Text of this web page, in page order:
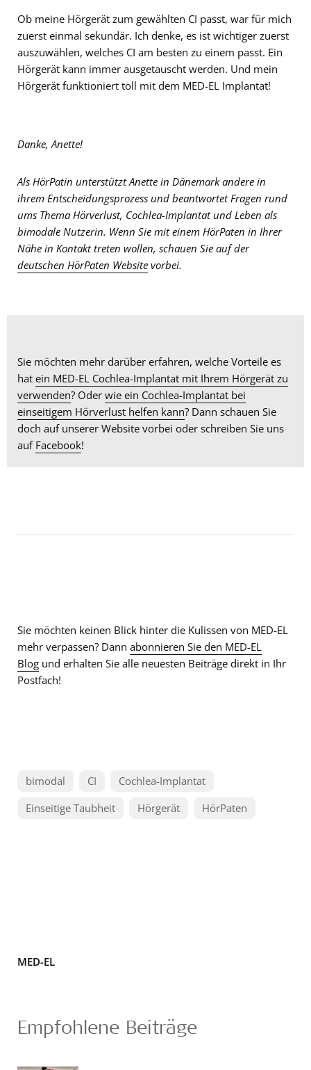
Ob meine Hörgerät zum gewählten CI passt, war für mich
zuerst einmal sekundär. Ich denke, es ist wichtiger zuerst
auszuwählen, welches CI am besten zu einem passt. Ein
Hörgerät kann immer ausgetauscht werden. Und mein
Hörgerät funktioniert toll mit dem MED-EL Implantat!
Danke, Anette!
Als HörPatin unterstützt Anette in Dänemark andere in
ihrem Entscheidungsprozess und beantwortet Fragen rund
ums Thema Hörverlust, Cochlea-Implantat und Leben als
bimodale Nutzerin. Wenn Sie mit einem HörPaten in Ihrer
Nähe in Kontakt treten wollen, schauen Sie auf der
deutschen HörPaten Website vorbei.
Sie möchten mehr darüber erfahren, welche Vorteile es
hat ein MED-EL Cochlea-Implantat mit Ihrem Hörgerät zu
verwenden? Oder wie ein Cochlea-Implantat bei
einseitigem Hörverlust helfen kann? Dann schauen Sie
doch auf unserer Website vorbei oder schreiben Sie uns
auf Facebook!
Sie möchten keinen Blick hinter die Kulissen von MED-EL
mehr verpassen? Dann abonnieren Sie den MED-EL
Blog und erhalten Sie alle neuesten Beiträge direkt in Ihr
Postfach!
bimodal CI
Cochlea-Implantat
Einseitige Taubheit
Hörgerät HörPaten
MED-EL
Empfohlene Beiträge